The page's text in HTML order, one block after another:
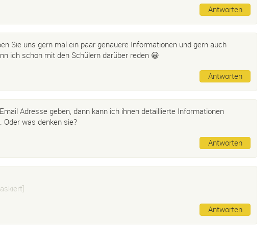
Antworten
Sie uns gern mal ein paar genauere Informationen und gern auch
ich schon mit den Schülern darüber reden 😀
Antworten
Adresse geben, dann kann ich ihnen detaillierte Informationen
was denken sie?
Antworten
Antworten